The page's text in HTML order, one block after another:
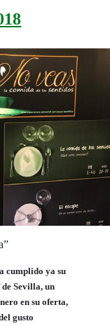
cumplido ya su
de Sevilla, un
en su oferta,
gusto